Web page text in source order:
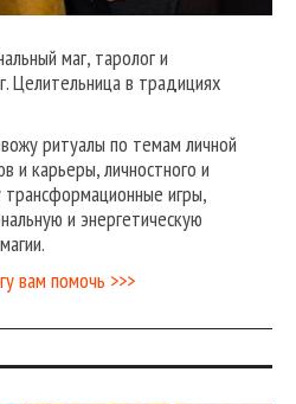
маг, таролог и
Целительница в традициях
ритуалы по темам личной
и карьеры, личностного и
трансформационные игры,
и энергетическую
вам помочь >>>